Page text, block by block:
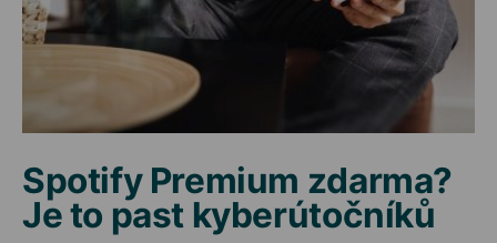
Spotify Premium zdarma?
Je to past kyberútočníků